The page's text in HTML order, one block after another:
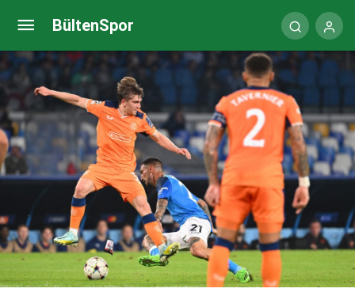
BültenSpor
Valerien Ismael: Ben Beşiktaş’ı strese sokmam!